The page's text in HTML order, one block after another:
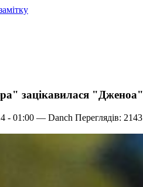
зацікавилася "Дженоа"
- 01:00 — Danch Переглядів: 2143